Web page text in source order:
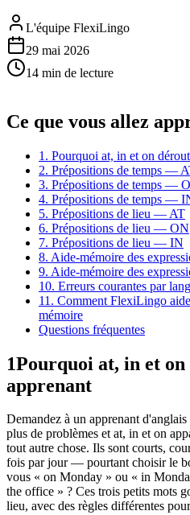
L'équipe FlexiLingo
29 mai 2026
14 min de lecture
Ce que vous allez
1. Pourquoi at, in et on
2. Prépositions de temps —
3. Prépositions de temps —
4. Prépositions de temps —
5. Prépositions de lieu — AT
6. Prépositions de lieu — ON
7. Prépositions de lieu — IN
8. Aide-mémoire des
9. Aide-mémoire des
10. Erreurs courantes par
11. Comment FlexiLingo
mémoire
Questions fréquentes
1Pourquoi at, in et on
apprenant
Demandez à un apprenant
plus de problèmes et at, in et on
tout autre chose. Ils sont courts,
fois par jour — pourtant choisir le
vous « on Monday » ou « in
the office » ? Ces trois petits mots
lieu, avec des règles différentes